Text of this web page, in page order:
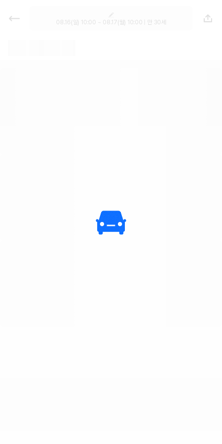
렌트카 - 부산 렌터카 가격비교, 최저
가 보장 1위 카모아
08.16(일) 10:00 ~ 08.17(월) 10:00 | 만 30세